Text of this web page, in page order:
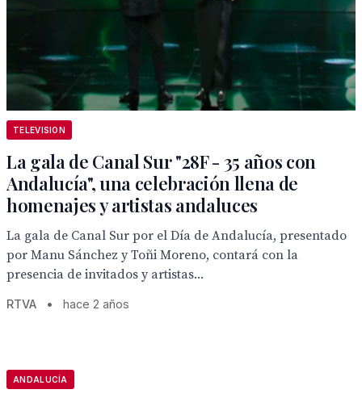
TELEVISION
La gala de Canal Sur "28F - 35 años con
Andalucía", una celebración llena de
homenajes y artistas andaluces
La gala de Canal Sur por el Día de Andalucía, presentado
por Manu Sánchez y Toñi Moreno, contará con la
presencia de invitados y artistas...
RTVA • hace 2 años
ANDALUCÍA